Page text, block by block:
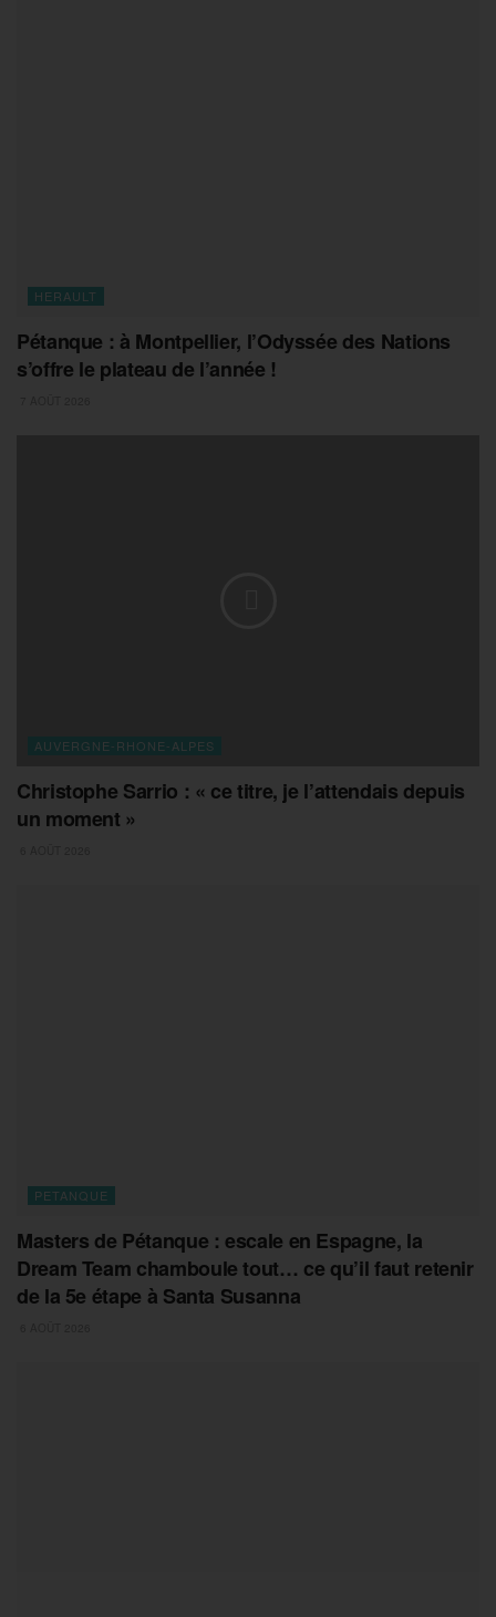
HERAULT
Pétanque : à Montpellier, l’Odyssée des Nations
s’offre le plateau de l’année !
AUVERGNE-RHONE-ALPES
Christophe Sarrio : « ce titre, je l’attendais depuis
un moment »
PETANQUE
Masters de Pétanque : escale en Espagne, la
Dream Team chamboule tout… ce qu’il faut retenir
de la 5e étape à Santa Susanna